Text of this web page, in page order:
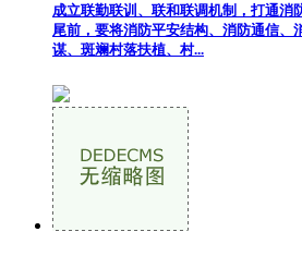
成立联勤联训、联和联调机制，打通消
尾前，要将消防平安结构、消防通信、
谋、斑斓村落扶植、村...